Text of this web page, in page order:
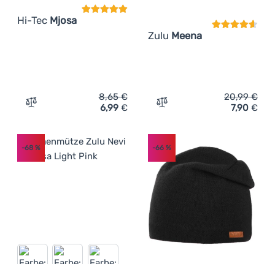
Hi-Tec Mjosa
Zum Vergleich 'Wintermütze Hi-Tec Mjosa' hinzufügen
8,65€
6,99 €
Zulu Meena
Zum Vergleich
20,99€
7,90 €
-68 % -66%